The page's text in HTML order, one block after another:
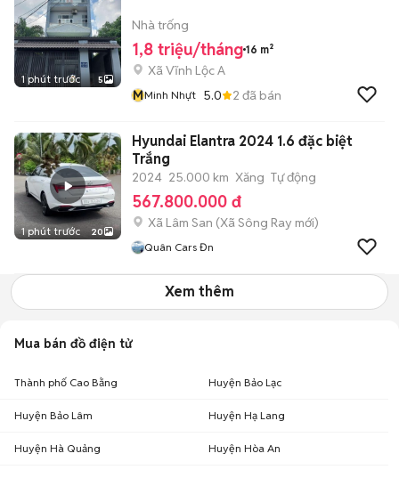
1 phút trước 5
Nhà trống
1,8 triệu/tháng 16 m²
Xã Vĩnh Lộc A
MMinh Nhựt 5.0 2 đã bán
1 phút trước 20
Hyundai Elantra 2024 1.6 đặc biệt
Trắng
2024 25.000 km Xăng Tự động
567.800.000 đ
Xã Lâm San (Xã Sông Ray mới)
Quân Cars Đn
Xem thêm
Mua bán đồ điện tử
Thành phố Cao Bằng Huyện Bảo Lạc
Huyện Bảo Lâm Huyện Hạ Lang
Huyện Hà Quảng Huyện Hòa An